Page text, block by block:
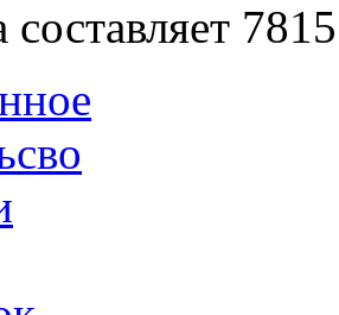
составляет